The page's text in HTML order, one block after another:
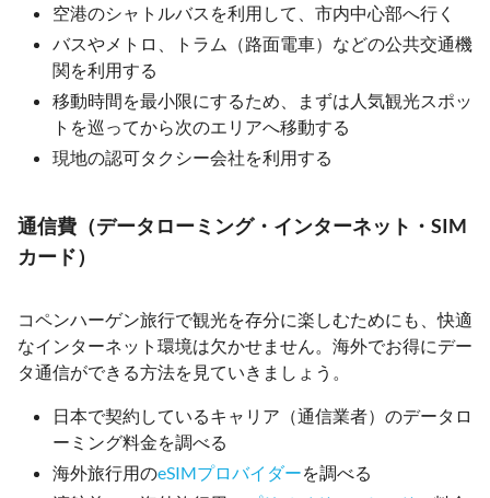
空港のシャトルバスを利用して、市内中心部へ行く
バスやメトロ、トラム（路面電車）などの公共交通機
関を利用する
移動時間を最小限にするため、まずは人気観光スポッ
トを巡ってから次のエリアへ移動する
現地の認可タクシー会社を利用する
通信費（データローミング・インターネット・SIM
カード）
コペンハーゲン旅行で観光を存分に楽しむためにも、快適
なインターネット環境は欠かせません。海外でお得にデー
タ通信ができる方法を見ていきましょう。
日本で契約しているキャリア（通信業者）のデータロ
ーミング料金を調べる
海外旅行用のeSIMプロバイダーを調べる